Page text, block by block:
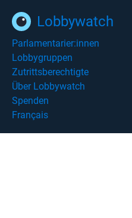
Lobbywatch
Parlamentarier:innen
Lobbygruppen
Zutrittsberechtigte
Über Lobbywatch
Spenden
Français